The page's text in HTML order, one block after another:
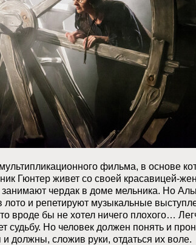
фильма, в основе
Гюнтер живет со своей красавицей-
чердак в доме мельника. Но
и репетируют музыкальные
вроде бы не хотел ничего плохого…
судьбу. Но человек должен понять и
должны, сложив руки, отдаться их воле.